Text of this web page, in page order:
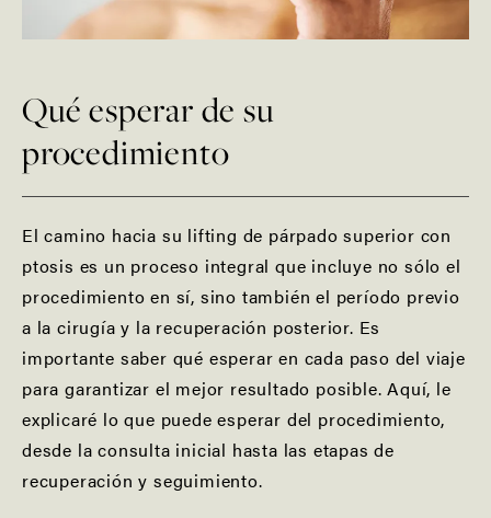
Qué esperar de su
procedimiento
El camino hacia su lifting de párpado superior con
ptosis es un proceso integral que incluye no sólo el
procedimiento en sí, sino también el período previo
a la cirugía y la recuperación posterior. Es
importante saber qué esperar en cada paso del viaje
para garantizar el mejor resultado posible. Aquí, le
explicaré lo que puede esperar del procedimiento,
desde la consulta inicial hasta las etapas de
recuperación y seguimiento.